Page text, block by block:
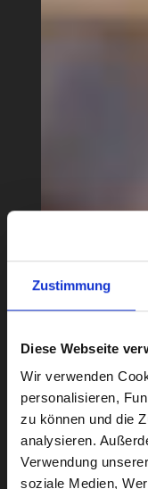
Zustimmung
Diese Webseite
Wir verwenden
personalisieren,
zu können und die
analysieren.
Verwendung
soziale Medien,